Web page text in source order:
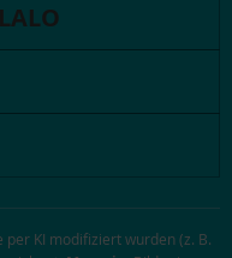
per KI modifiziert wurden (z. B.